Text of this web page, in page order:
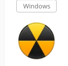
Windows